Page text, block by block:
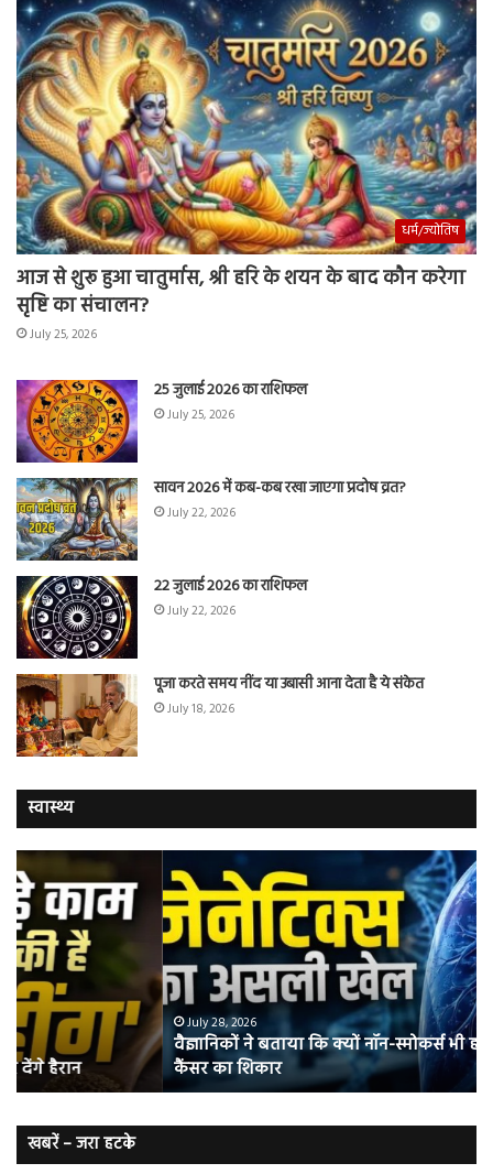
धर्म/ज्योतिष
आज से शुरू हुआ चातुर्मास, श्री हरि के शयन के बाद कौन करेगा
सृष्टि का संचालन?
July 25, 2026
25 जुलाई 2026 का राशिफल
July 25, 2026
सावन 2026 में कब-कब रखा जाएगा प्रदोष व्रत?
July 22, 2026
22 जुलाई 2026 का राशिफल
July 22, 2026
पूजा करते समय नींद या उबासी आना देता है ये संकेत
July 18, 2026
स्वास्थ्य
वैज्ञानिकों
ने
बताया
कि
क्यों
नॉन-
स्मोकर्स
भी
हो
जाते
हैं
कैंसर का
शिकार
July 28, 2026
वैज्ञानिकों ने बताया कि क्यों नॉन-स्मोकर्स भी हो जाते हैं लंग
कैंसर का शिकार
में
की
खबरें – जरा हटके